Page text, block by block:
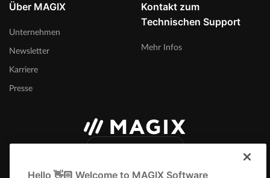
Über MAGIX
Unternehmen
Newsletter
Karriere
Presse
Kontakt zum
Technischen Support
Mehr Infos
Hello 👋🏻 Welcome to MAGIX Software